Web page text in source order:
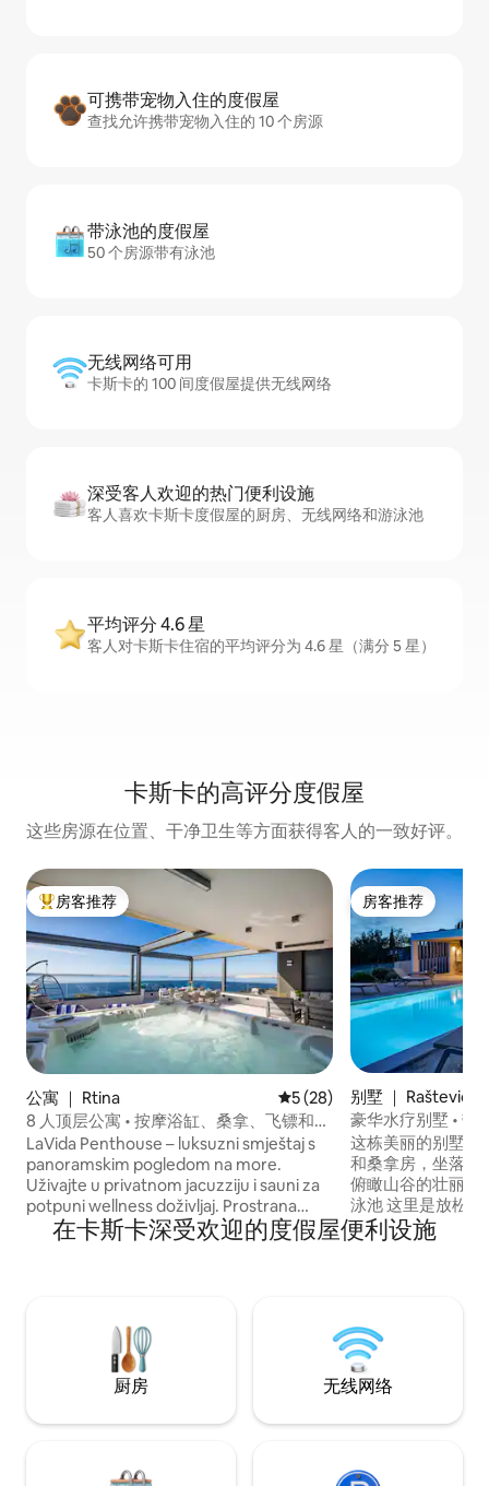
可携带宠物入住的度假屋
查找允许携带宠物入住的 10 个房源
带泳池的度假屋
50 个房源带有泳池
无线网络可用
卡斯卡的 100 间度假屋提供无线网络
深受客人欢迎的热门便利设施
客人喜欢卡斯卡度假屋的厨房、无线网络和游泳池
平均评分 4.6 星
客人对卡斯卡住宿的平均评分为 4.6 星（满分 5 星）
卡斯卡的高评分度假屋
这些房源在位置、干净卫生等方面获得客人的一致好评。
热门「房客推荐」
房客推荐
公寓 ｜ Rtina 平均评分 5 分（满分 5 分）
5 (28)
8 人顶层公寓 • 按摩浴缸、桑拿、飞镖和台
球
LaVida Penthouse – luksuzni smještaj s
panoramskim pogledom na more.
Uživajte u privatnom jacuzziju i sauni za
potpuni wellness doživljaj. Prostrana
terasa, moderan interijer i potpuna
privatnost čine ga idealnim za obitelji i
vrhunske lokacije.
房客推荐
房客推荐
别墅 ｜ Raštević
豪华水疗别墅 • 带
桑拿浴室
这栋美丽的别墅设
和桑拿房，坐落在
俯瞰山谷的壮丽景
泳池 这里是放松的好去处，也是探索该地
区和克罗地亚的起点！ 城市距离
尔28公里（机场
（Krka），距离
里
在卡斯卡深受欢迎的度假屋便利设施
厨房 无线网络